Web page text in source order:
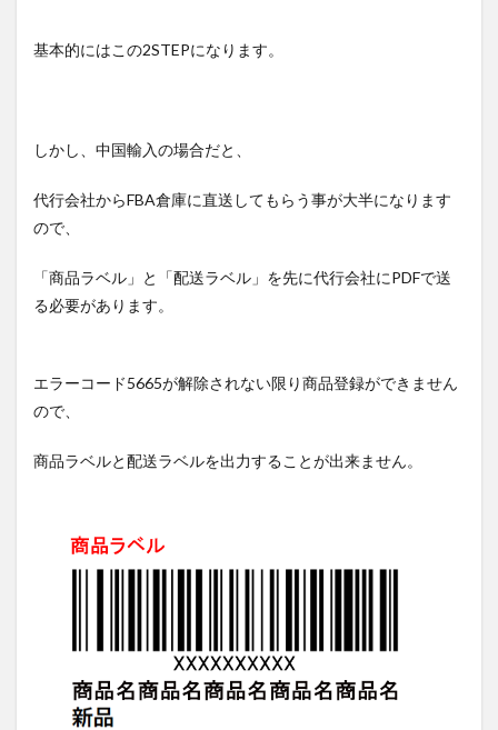
基本的にはこの2STEPになります。
しかし、中国輸入の場合だと、
代行会社からFBA倉庫に直送してもらう事が大半になります
ので、
「商品ラベル」と「配送ラベル」を先に代行会社にPDFで送
る必要があります。
エラーコード5665が解除されない限り商品登録ができません
ので、
商品ラベルと配送ラベルを出力することが出来ません。